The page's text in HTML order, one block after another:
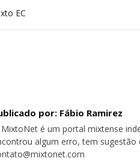
EC
por: Fábio Ramirez
é um portal mixtense
algum erro, tem sugestão